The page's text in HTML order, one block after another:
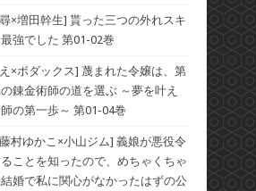
×増田幹生] 貰った三つの外れスキ
強でした 第01-02巻
×ボダックス] 蔑まれた令嬢は、第
錬金術師の道を選ぶ ～夢を叶え
の第一歩～ 第01-04巻
村ゆかこ×小山ジム] 義娘が悪役令
ことを知ったので、めちゃくちゃ
婚で私に関心がなかったはずの公